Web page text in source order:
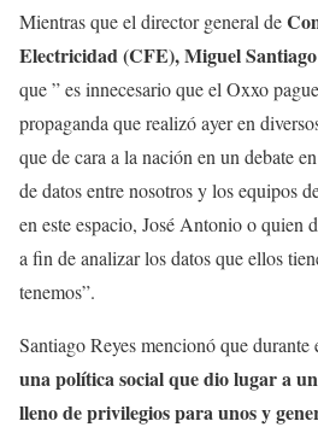
Mientras que el director general de
Electricidad (CFE), Miguel
que ” es innecesario que el Oxxo
propaganda que realizó ayer en
que de cara a la nación en un debate
de datos entre nosotros y los equipos
en este espacio, José Antonio o quien
a fin de analizar los datos que ellos
tenemos”.
Santiago Reyes mencionó que durante
una política social que dio lugar a
lleno de privilegios para unos y